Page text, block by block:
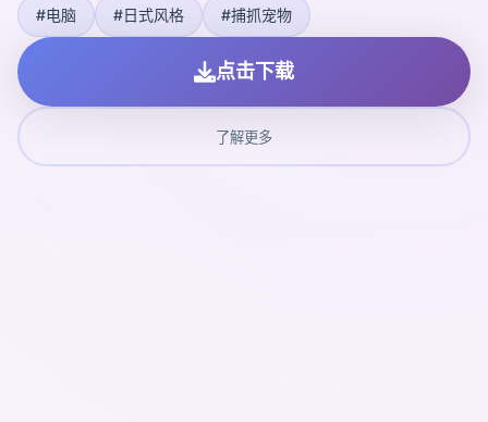
#电脑 #日式风格 #捕抓宠物
点击下载
了解更多